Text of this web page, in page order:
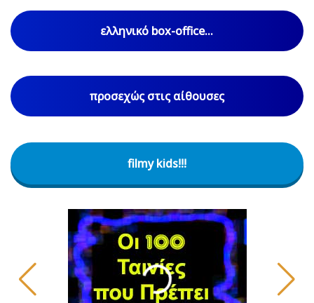
ελληνικό box-office...
προσεχώς στις αίθουσες
filmy kids!!!